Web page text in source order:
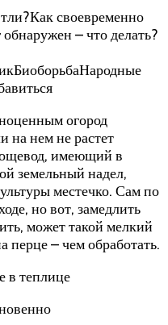
своевременно
– что делать?
огород
на нем не растет
имеющий в
земельный надел,
местечко. Сам по
но вот, замедлить
может такой мелкий
перце – чем обработать.